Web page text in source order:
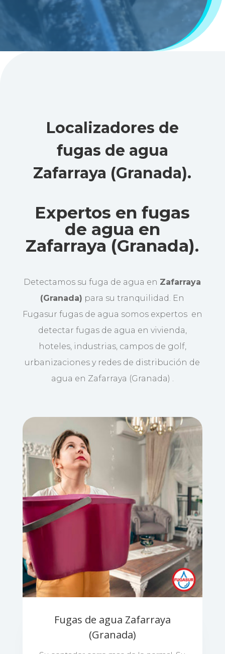
Localizadores de
fugas de agua
Zafarraya (Granada).
Expertos en fugas
de agua en
Zafarraya (Granada).
Detectamos su fuga de agua en Zafarraya
(Granada) para su tranquilidad. En
Fugasur fugas de agua somos expertos en
detectar fugas de agua en vivienda,
hoteles, industrias, campos de golf,
urbanizaciones y redes de distribución de
agua en Zafarraya (Granada) .
Fugas de agua Zafarraya
(Granada)